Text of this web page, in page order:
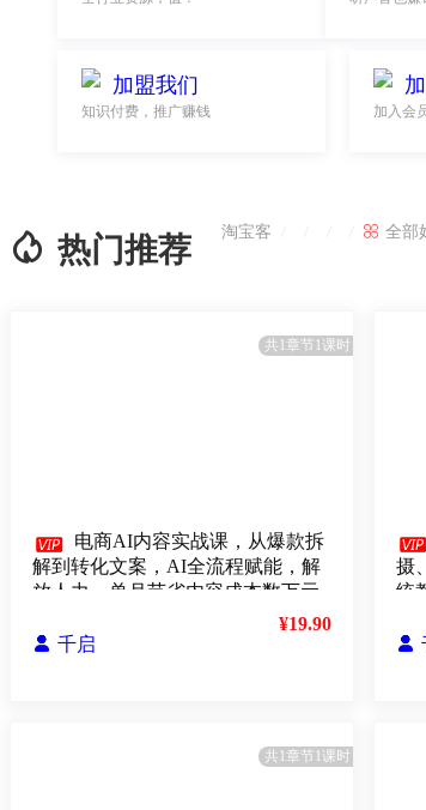
加盟我们
知识付费，推广赚钱 加入会
 热门推荐 淘宝客  全部
共1章节1课时
 电商AI内容实战课，从爆款拆
解到转化文案，AI全流程赋能，解
放人力，单月节省内容成本数万元
 千启
¥19.90

摄
统

共1章节1课时